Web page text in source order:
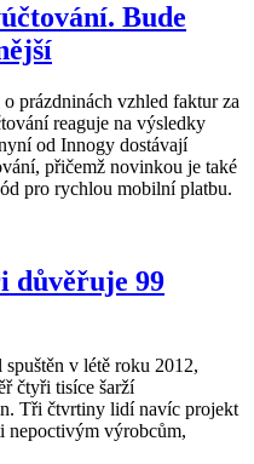
Bude
prázdninách vzhled faktur za
reaguje na výsledky
od Innogy dostávají
přičemž novinkou je také
pro rychlou mobilní platbu.
důvěřuje 99
v létě roku 2012,
čtyři tisíce šarží
Tři čtvrtiny lidí navíc projekt
nepoctivým výrobcům,